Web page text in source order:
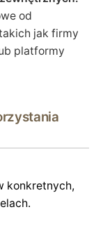
od
jak firmy
platformy
konkretnych,